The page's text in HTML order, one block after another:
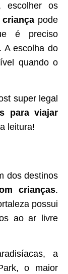
escolher os
pode
é preciso
A escolha do
quando o
super legal
para viajar
leitura!
dos destinos
crianças.
possui
ao ar livre
a
o maior